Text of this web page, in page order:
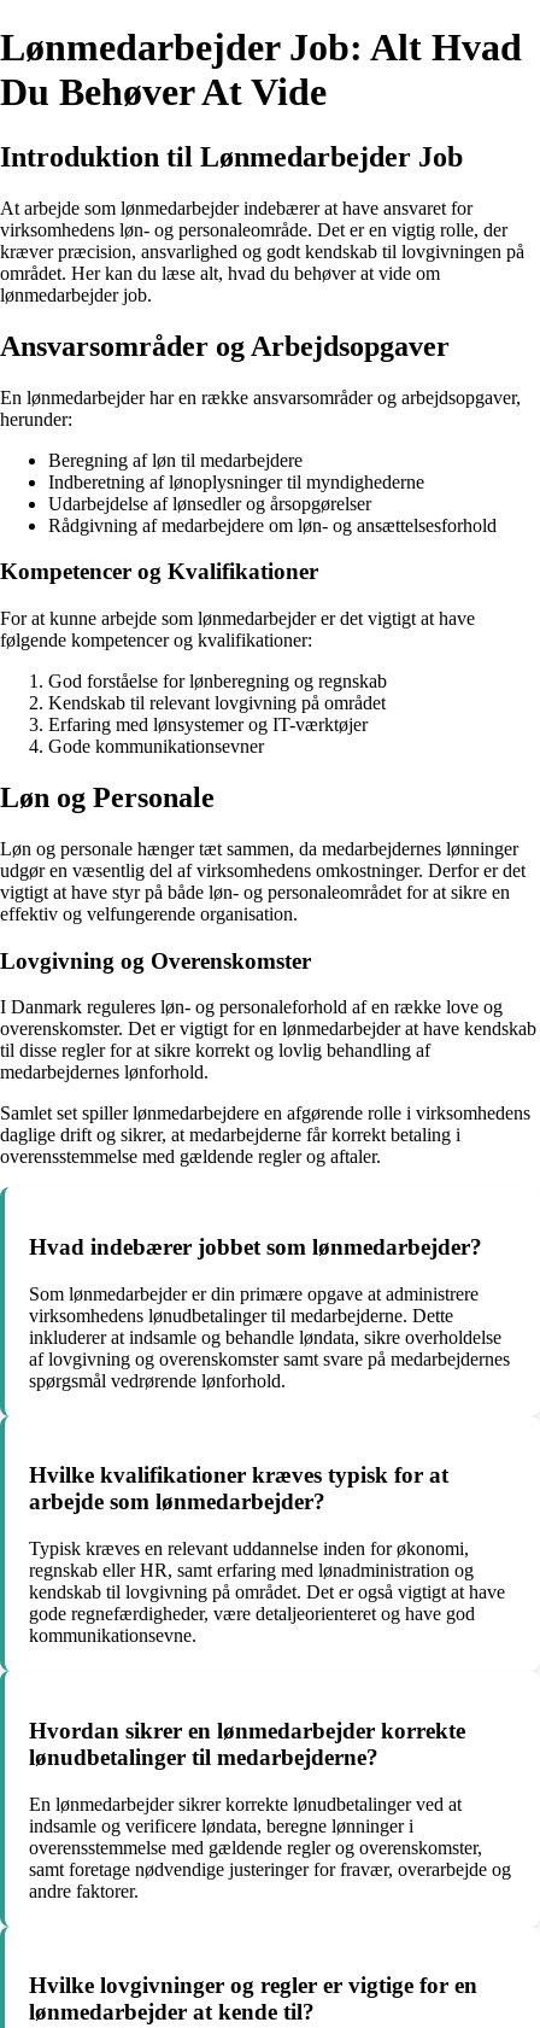
Lønmedarbejder Job: Alt Hvad
Du Behøver At Vide
Introduktion til Lønmedarbejder Job
At arbejde som lønmedarbejder indebærer at have ansvaret for
virksomhedens løn- og personaleområde. Det er en vigtig rolle, der
kræver præcision, ansvarlighed og godt kendskab til lovgivningen på
området. Her kan du læse alt, hvad du behøver at vide om
lønmedarbejder job.
Ansvarsområder og Arbejdsopgaver
En lønmedarbejder har en række ansvarsområder og arbejdsopgaver,
herunder:
Beregning af løn til medarbejdere
Indberetning af lønoplysninger til myndighederne
Udarbejdelse af lønsedler og årsopgørelser
Rådgivning af medarbejdere om løn- og ansættelsesforhold
Kompetencer og Kvalifikationer
For at kunne arbejde som lønmedarbejder er det vigtigt at have
følgende kompetencer og kvalifikationer:
God forståelse for lønberegning og regnskab
Kendskab til relevant lovgivning på området
Erfaring med lønsystemer og IT-værktøjer
Gode kommunikationsevner
Løn og Personale
Løn og personale hænger tæt sammen, da medarbejdernes lønninger
udgør en væsentlig del af virksomhedens omkostninger. Derfor er det
vigtigt at have styr på både løn- og personaleområdet for at sikre en
effektiv og velfungerende organisation.
Lovgivning og Overenskomster
I Danmark reguleres løn- og personaleforhold af en række love og
overenskomster. Det er vigtigt for en lønmedarbejder at have kendskab
til disse regler for at sikre korrekt og lovlig behandling af
medarbejdernes lønforhold.
Samlet set spiller lønmedarbejdere en afgørende rolle i virksomhedens
daglige drift og sikrer, at medarbejderne får korrekt betaling i
overensstemmelse med gældende regler og aftaler.
Hvad indebærer jobbet som lønmedarbejder?
Som lønmedarbejder er din primære opgave at administrere
virksomhedens lønudbetalinger til medarbejderne. Dette
inkluderer at indsamle og behandle løndata, sikre overholdelse
af lovgivning og overenskomster samt svare på medarbejdernes
spørgsmål vedrørende lønforhold.
Hvilke kvalifikationer kræves typisk for at
arbejde som lønmedarbejder?
Typisk kræves en relevant uddannelse inden for økonomi,
regnskab eller HR, samt erfaring med lønadministration og
kendskab til lovgivning på området. Det er også vigtigt at have
gode regnefærdigheder, være detaljeorienteret og have god
kommunikationsevne.
Hvordan sikrer en lønmedarbejder korrekte
lønudbetalinger til medarbejderne?
En lønmedarbejder sikrer korrekte lønudbetalinger ved at
indsamle og verificere løndata, beregne lønninger i
overensstemmelse med gældende regler og overenskomster,
samt foretage nødvendige justeringer for fravær, overarbejde og
andre faktorer.
Hvilke lovgivninger og regler er vigtige for en
lønmedarbejder at kende til?